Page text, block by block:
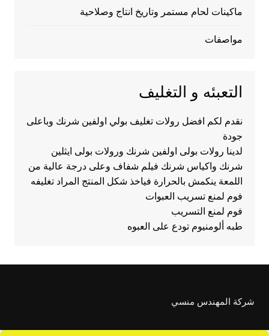
ماكينات لحام مستمر وتاريخ انتاج وصلاحية
مواصفات
التعبئه و التغليف
نقدم لكم افضل رولات تغليف بولي اولفين شرنك وباعلى
جودة
لدينا رولات بولى اولفين شرنك ورولات بولى ايثلين
شرنك واكياس شرنك فيلم شفاف وعلى درجة عالية من
اللمعة ينكمش بالحرارة فياخذ شكل المنتج المراد تغليفه
فوم لمنع تسريب العبوات
فوم لمنع التسريب
طبه ألومنيوم تودع على العبوه
شركة المهندس منسي